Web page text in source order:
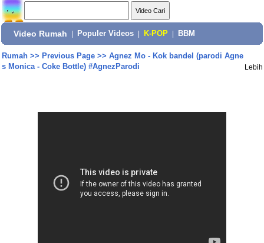
Video Rumah Populer Videos K-POP BBM
Rumah>> Previous Page>> Agnez Mo - Kok bandel (parodi Agne
s Monica - Coke Bottle) #AgnezParodi
Lebih